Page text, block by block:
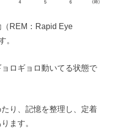
REM：Rapid Eye
。
ロギョロ動いてる状態で
り、記憶を整理し、定着
ます。